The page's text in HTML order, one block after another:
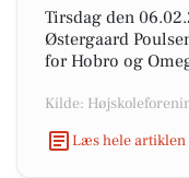
Tirsdag den
Østergaard
for Hobro og
Kilde:
Læs hele artiklen